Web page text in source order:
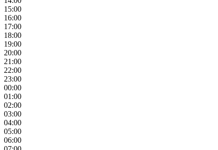
15:00
16:00
17:00
18:00
19:00
20:00
21:00
22:00
23:00
00:00
01:00
02:00
03:00
04:00
05:00
06:00